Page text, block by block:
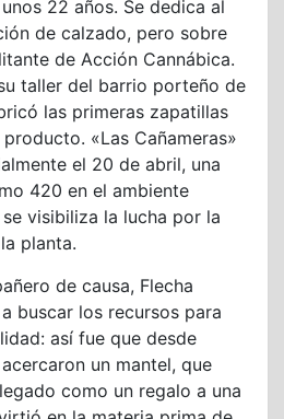
22 años. Se dedica al
de calzado, pero sobre
de Acción Cannábica.
taller del barrio porteño de
las primeras zapatillas
«Las Cañameras»
el 20 de abril, una
420 en el ambiente
visibiliza la lucha por la
planta.
de causa, Flecha
buscar los recursos para
así fue que desde
un mantel, que
como un regalo a una